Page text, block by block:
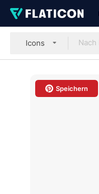
Icons
Speichern